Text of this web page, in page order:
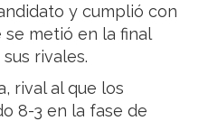
y cumplió con
se metió en la final
rivales.
rival al que los
8-3 en la fase de